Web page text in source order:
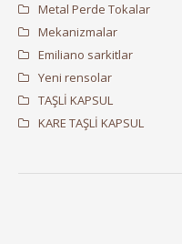
Metal Perde Tokalar
Mekanizmalar
Emiliano sarkitlar
Yeni rensolar
TAŞLİ KAPSUL
KARE TAŞLİ KAPSUL